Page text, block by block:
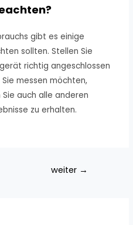
gibt es einige
sollten. Stellen Sie
richtig angeschlossen
messen möchten,
auch alle anderen
zu erhalten.
weiter →